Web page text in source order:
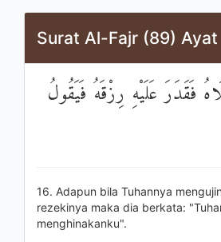
Surat Al-Fajr (89) Ayat
فَقَدَرَ عَلَيْهِ رِزْقَهُ فَيَقُولُ
16. Adapun bila Tuhannya
rezekinya maka dia berkata:
menghinakanku".